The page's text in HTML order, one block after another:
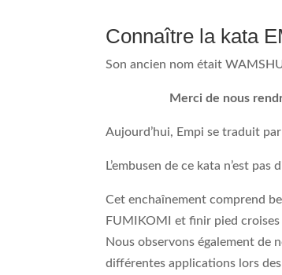
Connaître la kata
Son ancien nom était
Merci de nous
Aujourd’hui, Empi se traduit
L’embusen de ce kata n’est
Cet enchaînement comprend
FUMIKOMI et finir pied
Nous observons également de
différentes applications lors